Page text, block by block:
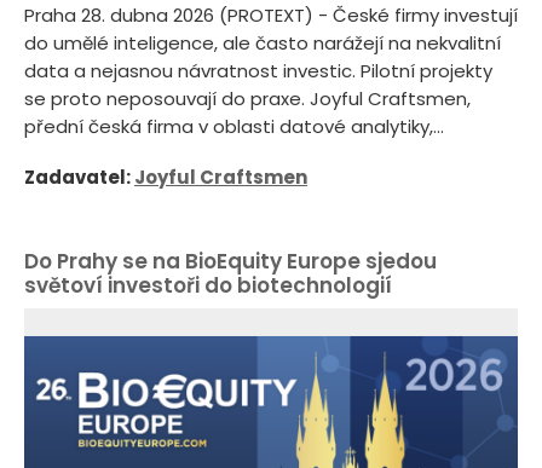
Praha 28. dubna 2026 (PROTEXT) - České firmy investují
do umělé inteligence, ale často narážejí na nekvalitní
data a nejasnou návratnost investic. Pilotní projekty
se proto neposouvají do praxe. Joyful Craftsmen,
přední česká firma v oblasti datové analytiky,...
Zadavatel:Joyful Craftsmen
Do Prahy se na BioEquity Europe sjedou
světoví investoři do biotechnologií